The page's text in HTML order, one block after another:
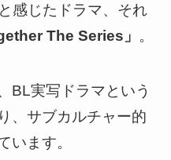
感じたドラマ、それ
The Series」 。
BL実写ドラマという
、サブカルチャー的
います。